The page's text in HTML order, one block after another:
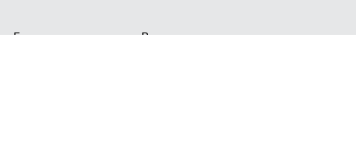
Безопасная сделка Вопрос-ответ